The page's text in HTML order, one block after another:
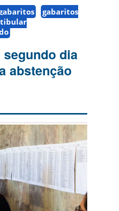
gabaritos
dia
abstenção